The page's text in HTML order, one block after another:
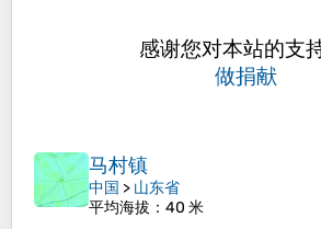
感谢您对本站的支
做捐献
马村镇
中国 > 山东省
平均海拔 ：40 米